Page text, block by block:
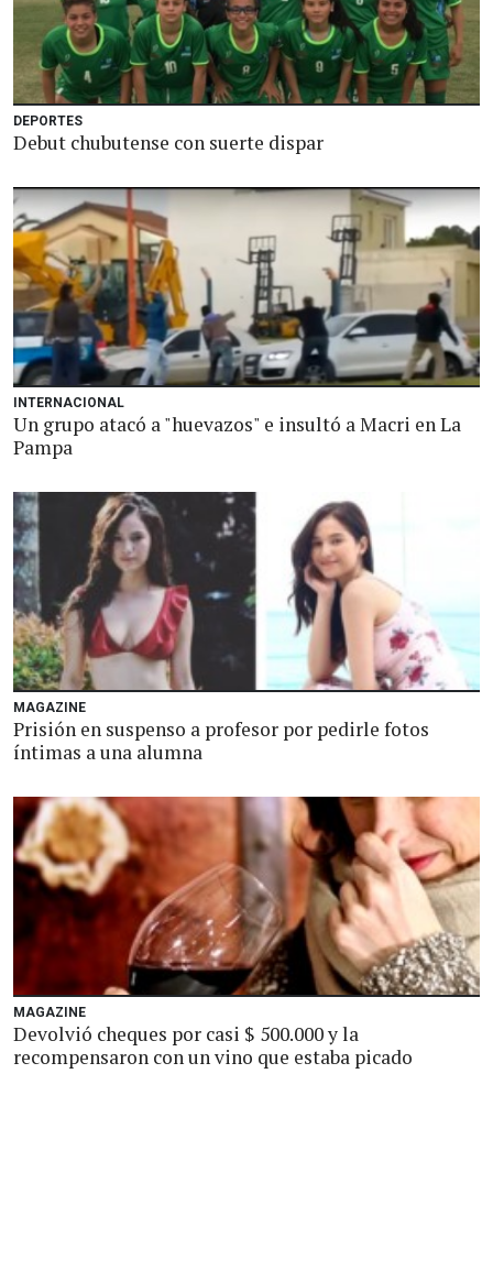
DEPORTES
Debut chubutense con suerte dispar
INTERNACIONAL
Un grupo atacó a "huevazos" e insultó a Macri en La
Pampa
MAGAZINE
Prisión en suspenso a profesor por pedirle fotos
íntimas a una alumna
MAGAZINE
Devolvió cheques por casi $ 500.000 y la
recompensaron con un vino que estaba picado